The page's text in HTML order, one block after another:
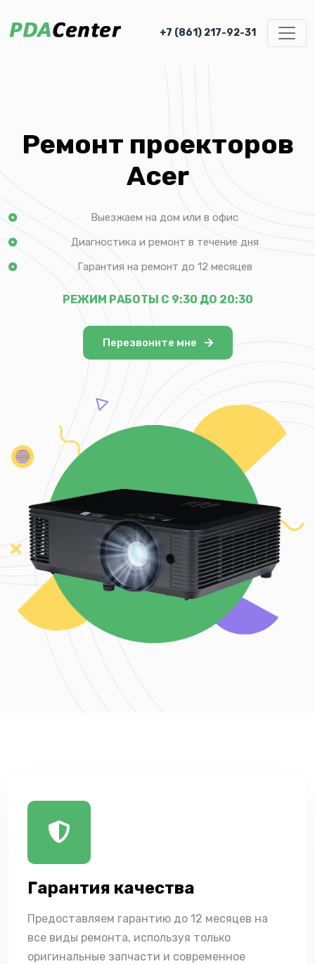
+7 (861) 217-92-31
Ремонт проекторов
Acer
Выезжаем на дом или в офис
Диагностика и ремонт в течение дня
Гарантия на ремонт до 12 месяцев
РЕЖИМ РАБОТЫ С 9:30 ДО 20:30
Перезвоните мне
Гарантия качества
Предоставляем гарантию до 12 месяцев на
все виды ремонта, используя только
оригинальные запчасти и современное